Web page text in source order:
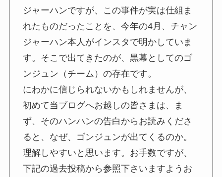
ジャーハンですが、この事件が実は仕組ま
れたものだったことを、今年の4月、チャン
ジャーハン本人がインスタで明かしていま
す。そこで出てきたのが、黒幕としてのゴ
ンジュン（チーム）の存在です。
にわかに信じられないかもしれませんが、
初めて当ブログへお越しの皆さまは、ま
ず、そのハンハンの告白からお読みくださ
ると、なぜ、ゴンジュンが出てくるのか。
理解しやすいと思います。お手数ですが、
下記の過去投稿から参照下さいますようお